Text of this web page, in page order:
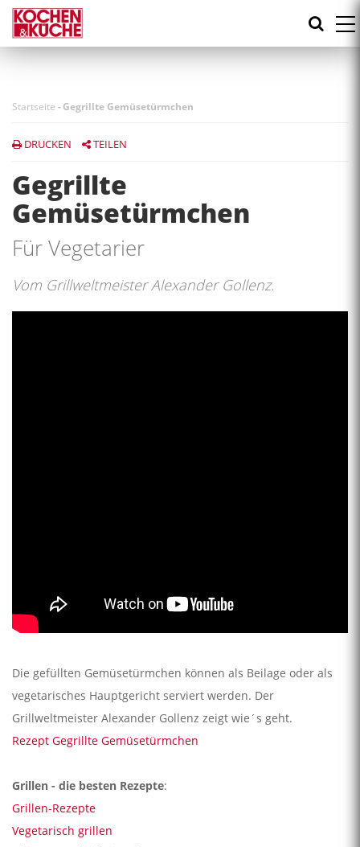
Direkt
zum
Inhalt
Startseite -Gegrillte Gemüsetürmchen
DRUCKEN TEILEN
Gegrillte
Gemüsetürmchen
Für Vegetarier
Vom Grillweltmeister Alexander Gollenz.
Die gefüllten Gemüsetürmchen können als Beilage oder als
vegetarisches Hauptgericht serviert werden. Der
Grillweltmeister Alexander Gollenz zeigt wie´s geht.
Rezept Gegrillte Gemüsetürmchen
Grillen - die besten Rezepte:
Grillen-Rezepte
Vegetarisch grillen